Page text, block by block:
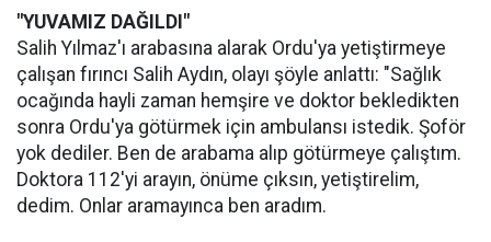
"YUVAMIZ DAĞILDI"
Salih Yılmaz'ı arabasına alarak Ordu'ya yetiştirmeye
çalışan fırıncı Salih Aydın, olayı şöyle anlattı: "Sağlık
ocağında hayli zaman hemşire ve doktor bekledikten
sonra Ordu'ya götürmek için ambulansı istedik. Şoför
yok dediler. Ben de arabama alıp götürmeye çalıştım.
Doktora 112'yi arayın, önüme çıksın, yetiştirelim,
dedim. Onlar aramayınca ben aradım.